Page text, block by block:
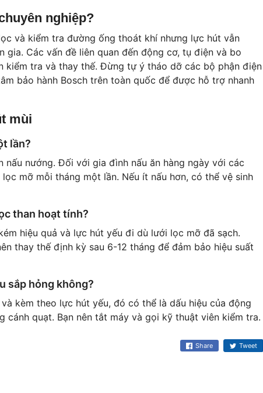
nghiệp?
và kiểm tra đường ống thoát khí nhưng lực hút vẫn
gia. Các vấn đề liên quan đến động cơ, tụ điện và bo
kiểm tra và thay thế. Đừng tự ý tháo dỡ các bộ phận điện
bảo hành Bosch trên toàn quốc để được hỗ trợ nhanh
mùi
lần?
nướng. Đối với gia đình nấu ăn hàng ngày với các
mỡ mỗi tháng một lần. Nếu ít nấu hơn, có thể vệ sinh
than hoạt tính?
hiệu quả và lực hút yếu đi dù lưới lọc mỡ đã sạch.
thay thế định kỳ sau 6-12 tháng để đảm bảo hiệu suất
sắp hỏng không?
kèm theo lực hút yếu, đó có thể là dấu hiệu của động
quạt. Bạn nên tắt máy và gọi kỹ thuật viên kiểm tra.
Share Tweet